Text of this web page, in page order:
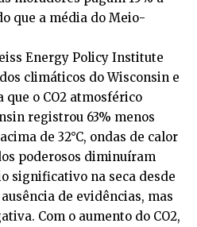
que a média do Meio-
Energy Policy Institute
climáticos do Wisconsin e
que o CO2 atmosférico
registrou 63% menos
de 32°C, ondas de calor
poderosos diminuíram
significativo na seca desde
de evidências, mas
Com o aumento do CO2,